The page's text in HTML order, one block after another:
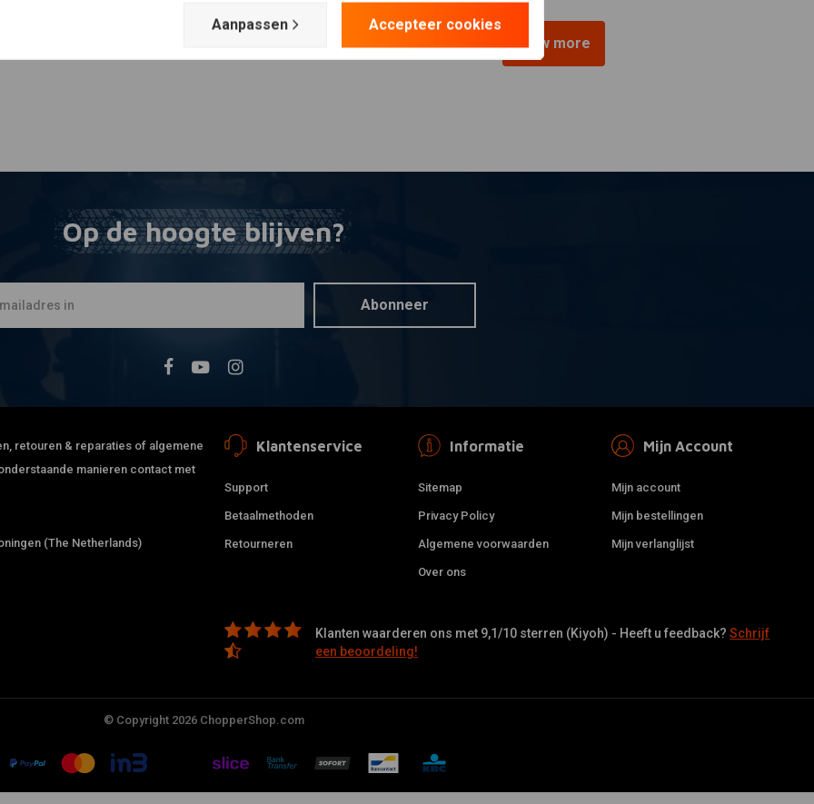
View more
Op de hoogte blijven?
Abonneer
retouren & reparaties of algemene
manieren contact met
(The Netherlands)
Klantenservice
Support
Betaalmethoden
Retourneren
Informatie
Sitemap
Privacy Policy
Algemene voorwaarden
Over ons
Mijn Account
Mijn account
Mijn bestellingen
Mijn verlanglijst
Klanten waarderen ons met 9,1/10 sterren (Kiyoh) - Heeft u feedback?Schrijf
een beoordeling!
© Copyright 2026 ChopperShop.com
Aanpassen Accepteer cookies